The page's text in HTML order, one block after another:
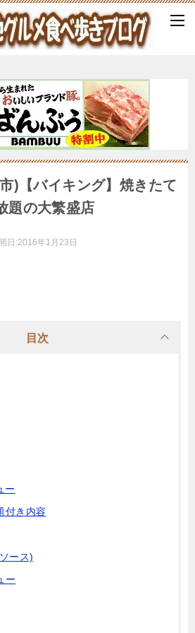
)【バイキング】焼きたて
題の大繁盛店
日:2016年1月23日
目次
ー
付き内容
ース)
ー